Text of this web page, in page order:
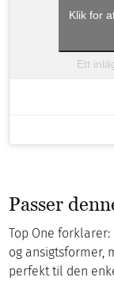
Ett
Klik for
Passer
Top One
og ansigtsformer,
perfekt til den